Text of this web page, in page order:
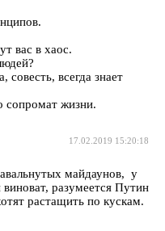
вас в хаос.
всегда знает
сопромат жизни.
17.02.2019 15:20:18
майдаунов, у
разумеется Путин
растащить по кускам.